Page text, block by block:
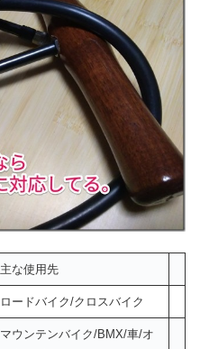
主な使用先
ロードバイク/クロスバイク
マウンテンバイク/BMX/車/オ